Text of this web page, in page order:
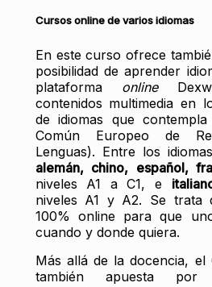
Cursos online de varios idiomas
En este curso ofrece
posibilidad de aprender
plataforma online
contenidos multimedia en
de idiomas que
Común Europeo de
Lenguas). Entre los
alemán, chino, español,
niveles A1 a C1, e
niveles A1 y A2. Se trata
100% online para que
cuando y donde quiera.
Más allá de la docencia, el
también apuesta por